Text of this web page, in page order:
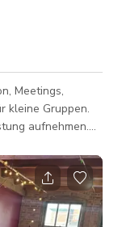
Meetings,
kleine Gruppen.
aufnehmen.